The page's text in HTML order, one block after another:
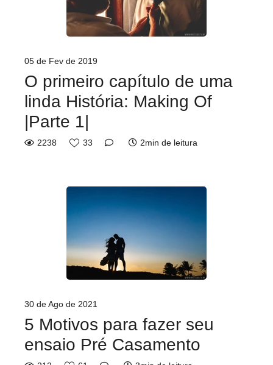
05 de Fev de 2019
O primeiro capítulo de uma
linda História: Making Of
|Parte 1|
2238 33 2min de leitura
30 de Ago de 2021
5 Motivos para fazer seu
ensaio Pré Casamento